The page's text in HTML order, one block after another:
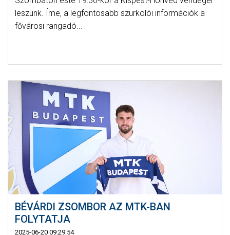
leszünk. Íme, a legfontosabb szurkolói információk a
fővárosi rangadó...
BÉVÁRDI ZSOMBOR AZ MTK-BAN
FOLYTATJA
2025-06-20 09:29:54